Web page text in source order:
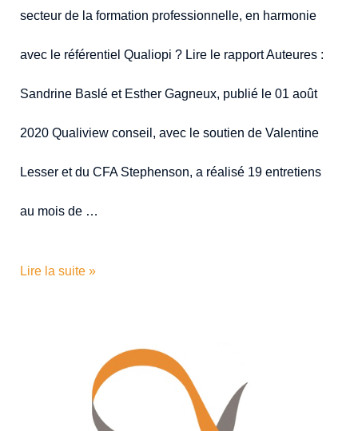
secteur de la formation professionnelle, en harmonie
avec le référentiel Qualiopi ? Lire le rapport Auteures :
Sandrine Baslé et Esther Gagneux, publié le 01 août
2020 Qualiview conseil, avec le soutien de Valentine
Lesser et du CFA Stephenson, a réalisé 19 entretiens
au mois de …
Lire la suite »